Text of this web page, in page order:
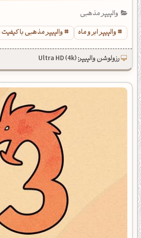
والپیپر مذهبی
والپیپر ابر و ماه
والپیپر مذهبی با کیفیت
رزولوشن والپیپر: Ultra HD (4k)